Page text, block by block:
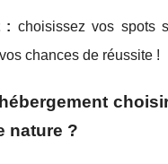
: choisissez vos spots
chances de réussite !
nature ?